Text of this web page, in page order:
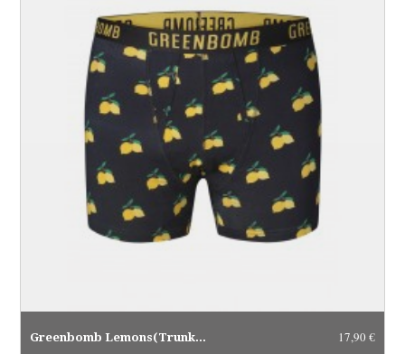
Greenbomb Lemons(Trunk... 17,90 €